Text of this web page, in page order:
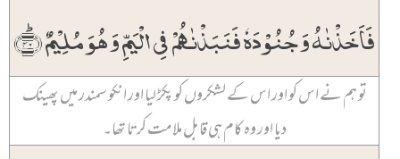
فَاَخَذۡنٰہُ وَ جُنُوۡدَہٗ فَنَبَذۡنٰہُمۡ فِی الۡیَمِّ وَ ہُوَ مُلِیۡمٌ ﴿ؕ۴۰﴾
تو ہم نے اس کو اور اس کے لشکروں کو پکڑ لیا اور انکو سمندر میں پھینک
دیا اور وہ کام ہی قابل ملامت کرتا تھا۔